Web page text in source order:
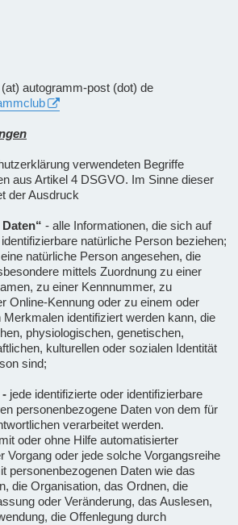
autogramm-post (dot) de
verwendeten Begriffe
aus Artikel 4 DSGVO. Im Sinne dieser
der Ausdruck
- alle Informationen, die sich auf
natürliche Person beziehen;
natürliche Person angesehen, die
mittels Zuordnung zu einer
zu einer Kennnummer, zu
Online-Kennung oder zu einem oder
identifiziert werden kann, die
physiologischen, genetischen,
kulturellen oder sozialen Identität
sind;
- jede identifizierte oder identifizierbare
personenbezogene Daten von dem für
verarbeitet werden.
oder ohne Hilfe automatisierter
Vorgang oder jede solche Vorgangsreihe
personenbezogenen Daten wie das
die Organisation, das Ordnen, die
oder Veränderung, das Auslesen,
die Offenlegung durch